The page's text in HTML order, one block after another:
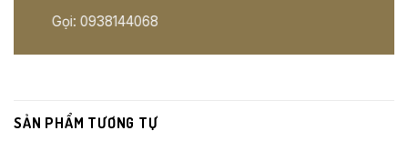
Gọi: 0938144068
SẢN PHẨM TƯƠNG TỰ